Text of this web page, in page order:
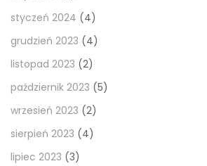
styczeń 2024 (4)
grudzień 2023 (4)
listopad 2023 (2)
październik 2023 (5)
wrzesień 2023 (2)
sierpień 2023 (4)
lipiec 2023 (3)